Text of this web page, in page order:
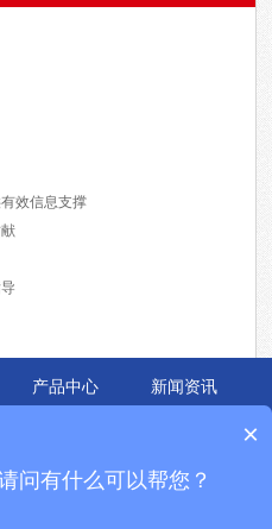
效信息支撑
产品中心
新闻资讯
商.成立十余年,始终致力于校园气象站
×
问有什么可以帮您？